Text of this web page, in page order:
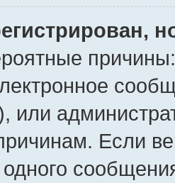
или
Если